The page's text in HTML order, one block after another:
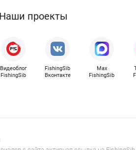
проекты
Видеоблог
FishingSib
FishingSib
Вконтакте
Max
FishingSib